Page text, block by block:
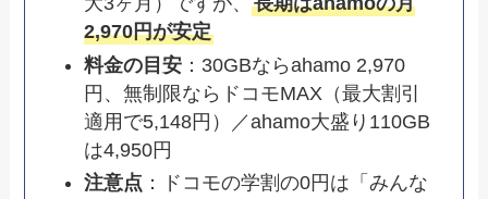
2,970円が安定
料金の目安 ：30GBならahamo 2,970
円、無制限ならドコモMAX（最大割引
適用で5,148円）／ahamo大盛り110GB
は4,950円
注意点 ：ドコモの学割の0円は「みんな